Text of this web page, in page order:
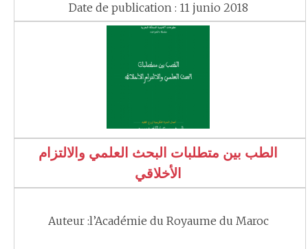
Date de publication : 11 junio 2018
الطب بين متطلبات البحث العلمي والالتزام
الأخلاقي
Auteur :l’Académie du Royaume du Maroc